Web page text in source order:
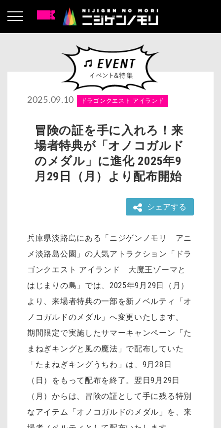
2025.09.10 ドラゴンクエスト アイランド
冒険の証を手に入れろ！来
場者特典が「オノコガルド
のメダル」に進化 2025年9
月29日（月）より配布開始
シェアする
兵庫県淡路島にある「ニジゲンノモリ アニ
メ淡路島公園」の人気アトラクション「ドラ
ゴンクエスト アイランド 大魔王ゾーマと
はじまりの島」では、2025年9月29日（月）
より、来場者特典の一部を新ノベルティ「オ
ノコガルドのメダル」へ変更いたします。
期間限定で実施したサマーキャンペーン「た
まねぎキングと風の魔法」で配布していた
「たまねぎキングうちわ」は、9月28日
（日）をもって配布を終了。翌日9月29日
（月）からは、冒険の証として手に残る特別
なアイテム「オノコガルドのメダル」を、来